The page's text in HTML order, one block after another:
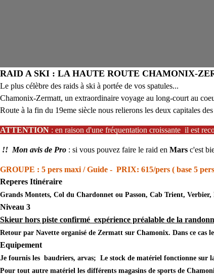
RAID A SKI : LA HAUTE ROUTE CHAMONIX-
Le plus célèbre des raids à ski à portée de vos spatules...
Chamonix-Zermatt, un extraordinaire voyage au long-court au
Route à la fin du 19eme siècle nous relierons les deux capitales
ATTENTION : en raison d'une fréquentation croissante il est
!! Mon avis de Pro : si vous pouvez faire le raid en Mars c'est
GROUPE : 5 pers maxi / Guide - PRIX: 615/pers ( base 5
Reperes Itinéraire
Grands Montets, Col du Chardonnet ou Passon, Cab Trient,
Niveau 3
Skieur hors piste confirmé expérience préalable de la
Retour par Navette organisé de Zermatt sur Chamonix. Dans ce cas
Equipement
Je fournis les baudriers, arvas; Le stock de matériel fonctionne sur
Pour tout autre matériel les différents magasins de sports de